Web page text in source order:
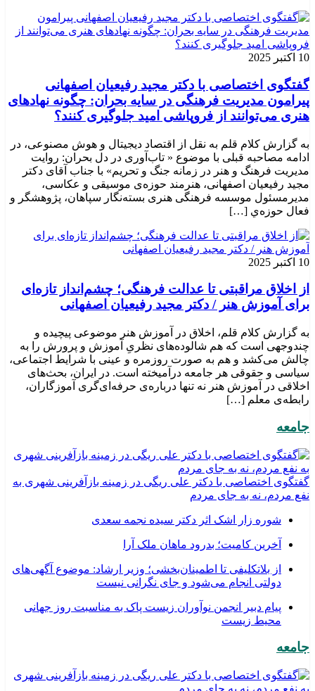
10 اکتبر 2025
گفتگوی اختصاصی با دکتر مجید رفیعیان اصفهانی
پیرامون مدیریت فرهنگی در سایه بحران: چگونه نهادهای
هنری می‌توانند از فروپاشی امید جلوگیری کنند؟
به گزارش کلام قلم به نقل از اقتصاد دیجیتال و هوش مصنوعی، در
ادامه مصاحبه قبلی با موضوع « تاب‌آوری در دل بحران: روایت
مدیریت فرهنگ و هنر در زمانه جنگ و تحریم» با جناب آقای دکتر
مجید رفیعیان اصفهانی، هنرمند حوزه‌ی موسیقی و عکاسی،
مدیرمسئول موسسه فرهنگی هنری بسته‌نگار سپاهان، پژوهشگر و
فعال حوزه‌ي‌ […]
10 اکتبر 2025
از اخلاق مراقبتی تا عدالت فرهنگی؛ چشم‌انداز تازه‌ای
برای آموزش هنر / دکتر مجید رفیعیان اصفهانی
به گزارش کلام قلم، اخلاق در آموزش هنر موضوعی پیچیده و
چندوجهی است که هم شالوده‌های نظریِ آموزش و پرورش را به
چالش می‌کشد و هم به صورت روزمره و عینی با شرایط اجتماعی،
سیاسی و حقوقی هر جامعه درآمیخته است‌. در ایران، بحث‌های
اخلاقی در آموزش هنر نه تنها درباره‌ی حرفه‌ای‌گری آموزگاران،
رابطه‌ی معلم […]
جامعه
گفتگوی اختصاصی با دکتر علی ریگی در زمینه بازآفرینی شهری به
نفع مردم، نه به جای مردم
شوره زار اشک اثر دکتر سیده نجمه سعدی
​آخرین کامیت؛ بدرود ماهان ملک آرا
از بلاتکلیفی تا اطمینان‌بخشی؛ وزیر ارشاد: موضوع آگهی‌های
دولتی انجام می‌شود و جای نگرانی نیست
پیام دبیر انجمن نوآوران زیست پاک به مناسبت روز جهانی
محیط زیست
جامعه